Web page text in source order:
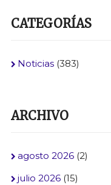
CATEGORÍAS
Noticias(383)
ARCHIVO
agosto 2026(2)
julio 2026(15)